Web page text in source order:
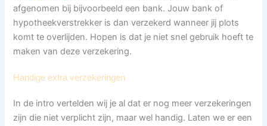
afgenomen bij bijvoorbeeld een bank. Jouw bank of
hypotheekverstrekker is dan verzekerd wanneer jij plots
komt te overlijden. Hopen is dat je niet snel gebruik hoeft te
maken van deze verzekering.
Handige extra verzekeringen
In de intro vertelden wij je al dat er nog meer verzekeringen
zijn die niet verplicht zijn, maar wel handig. Laten we er een